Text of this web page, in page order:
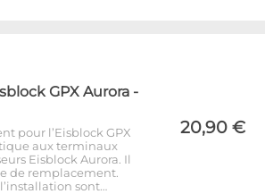
GPX Aurora -
pour l’Eisblock GPX
aux terminaux
Eisblock Aurora. Il
de remplacement.
sont…
20,90 €